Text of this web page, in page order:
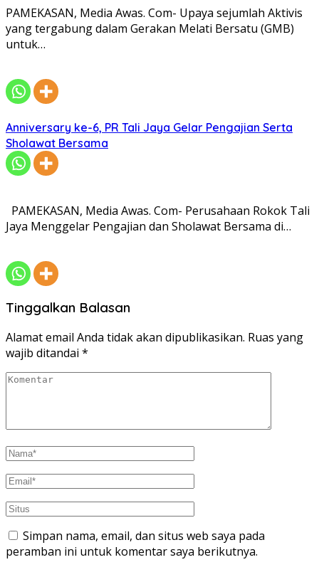
PAMEKASAN, Media Awas. Com- Upaya sejumlah Aktivis
yang tergabung dalam Gerakan Melati Bersatu (GMB)
untuk…
Anniversary ke-6, PR Tali Jaya Gelar Pengajian Serta
Sholawat Bersama
PAMEKASAN, Media Awas. Com- Perusahaan Rokok Tali
Jaya Menggelar Pengajian dan Sholawat Bersama di…
Tinggalkan Balasan
Alamat email Anda tidak akan dipublikasikan. Ruas yang
wajib ditandai *
Simpan nama, email, dan situs web saya pada
peramban ini untuk komentar saya berikutnya.